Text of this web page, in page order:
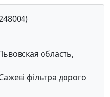
область,
фільтра дорого